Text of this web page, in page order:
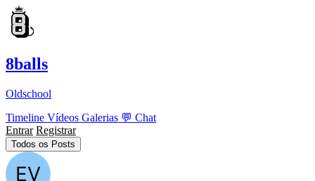
8balls
Oldschool
Timeline Vídeos Galerias 💬 Chat
Entrar Registrar
Todos os Posts